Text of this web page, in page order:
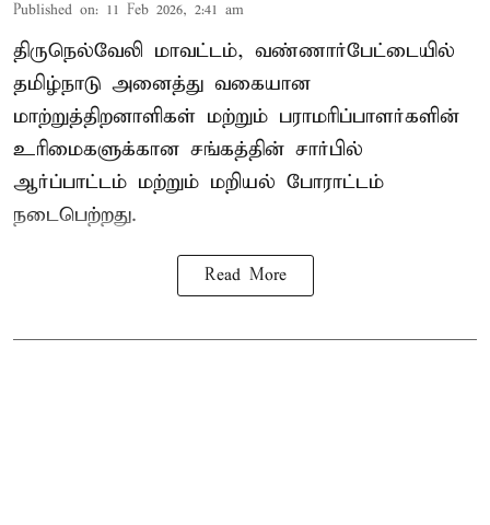
Published on: 11 Feb 2026, 2:41 am
திருநெல்வேலி மாவட்டம், வண்ணார்பேட்டையில்
தமிழ்நாடு அனைத்து வகையான
மாற்றுத்திறனாளிகள் மற்றும் பராமரிப்பாளர்களின்
உரிமைகளுக்கான சங்கத்தின் சார்பில்
ஆர்ப்பாட்டம் மற்றும் மறியல் போராட்டம்
நடைபெற்றது.
Read More